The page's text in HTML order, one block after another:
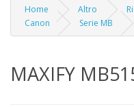
Home Altro
Canon
Serie MB
MAXIFY